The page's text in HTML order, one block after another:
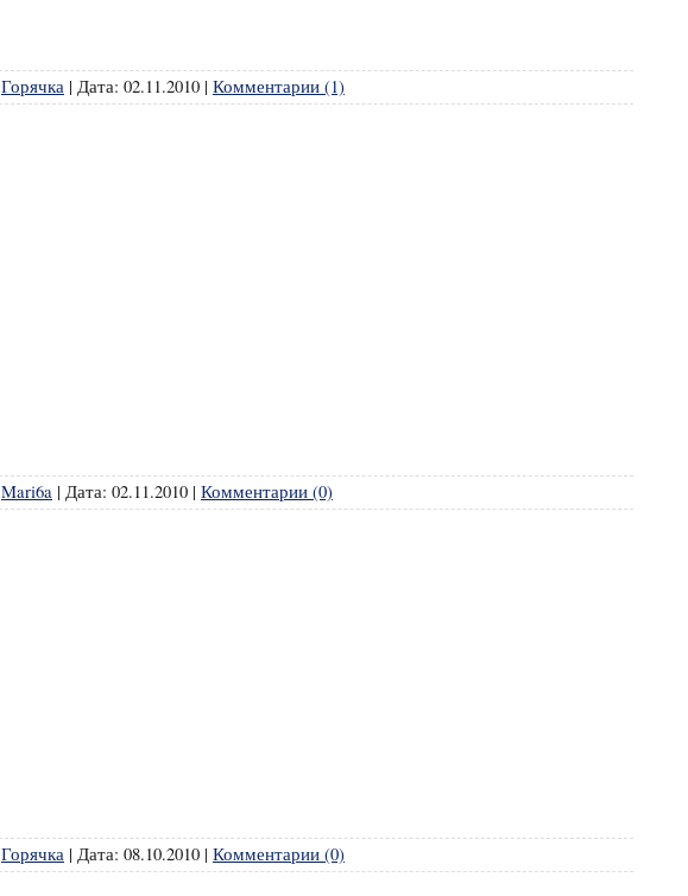
Горячка| Дата: 02.11.2010 | Комментарии (1)
Mari6a| Дата: 02.11.2010 | Комментарии (0)
Горячка| Дата: 08.10.2010 | Комментарии (0)